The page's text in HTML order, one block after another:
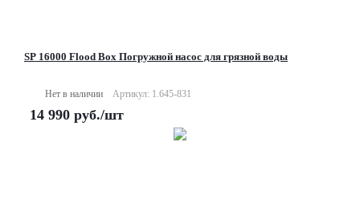
SP 16000 Flood Box Погружной насос для грязной воды
Нет в наличии Артикул: 1.645-831
14 990 руб./шт